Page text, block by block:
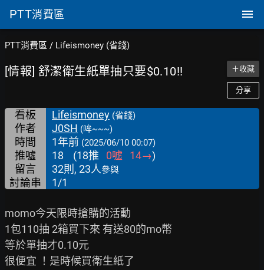
PTT消費區
PTT消費區 / Lifeismoney (省錢)
[情報] 舒潔衛生紙單抽只要$0.10!! ＋收藏
分享
看板 Lifeismoney (省錢)
作者 J0SH (哞~~~)
時間 1年前 (2025/06/10 00:07)
推噓 18 (18推 0噓 14→)
留言
32則, 23人參與
討論串 1/1
momo今天限時搶購的活動
1包110抽 2箱買下來 有送80的mo幣
等於單抽才0.10元